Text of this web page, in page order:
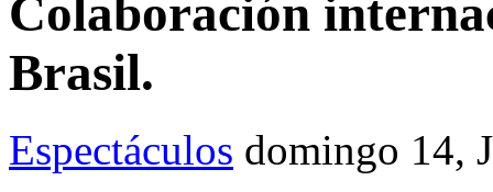
Colaboración
Brasil.
Espectáculos domingo 14,